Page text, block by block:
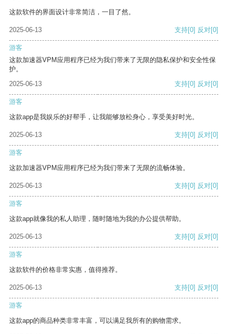
这款软件的界面设计非常简洁，一目了然。
2025-06-13 支持[0] 反对[0]
游客
这款加速器VPM应用程序已经为我们带来了无限的隐私保护和安全性保
护。
2025-06-13
支持[0] 反对[0]
游客
这款app是我娱乐的好帮手，让我能够放松身心，享受美好时光。
2025-06-13 支持[0] 反对[0]
游客
这款加速器VPM应用程序已经为我们带来了无限的流畅体验。
2025-06-13 支持[0] 反对[0]
游客
这款app就像我的私人助理，随时随地为我的办公提供帮助。
2025-06-13 支持[0] 反对[0]
游客
这款软件的价格非常实惠，值得推荐。
2025-06-13 支持[0] 反对[0]
游客
这款app的商品种类非常丰富，可以满足我所有的购物需求。